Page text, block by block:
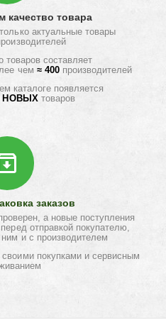
качество товара
актуальные товары
составляет
чем ≈ 400 производителей
каталоге появляется
НОВЫХ товаров
заказов
а новые поступления
отправкой покупателю,
и с производителем
покупками и сервисным